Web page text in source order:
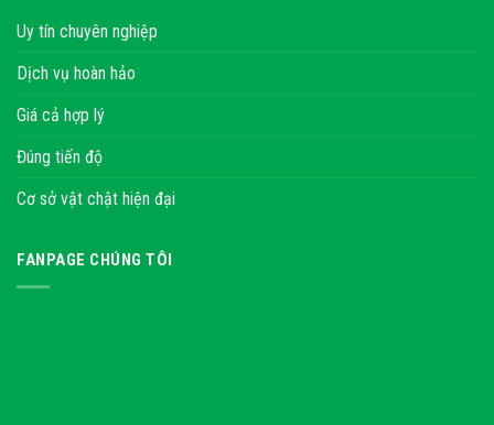
Uy tín chuyên nghiệp
Dịch vụ hoàn hảo
Giá cả hợp lý
Đúng tiến độ
Cơ sở vật chật hiện đại
FANPAGE CHÚNG TÔI